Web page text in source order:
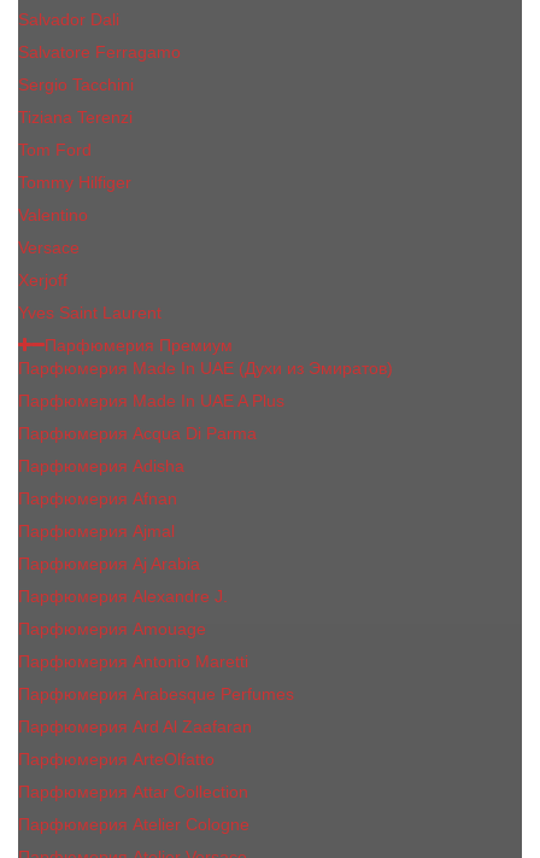
Salvador Dali
Salvatore Ferragamo
Sergio Tacchini
Tiziana Terenzi
Tom Ford
Tommy Hilfiger
Valentino
Versace
Xerjoff
Yves Saint Laurent
Парфюмерия Премиум
Парфюмерия Made In UAE (Духи из Эмиратов)
Парфюмерия Made In UAE A Plus
Парфюмерия Acqua Di Parma
Парфюмерия Adisha
Парфюмерия Afnan
Парфюмерия Ajmal
Парфюмерия Aj Arabia
Парфюмерия Alexandre J.
Парфюмерия Amouage
Парфюмерия Antonio Maretti
Парфюмерия Arabesque Perfumes
Парфюмерия Ard Al Zaafaran
Парфюмерия ArteOlfatto
Парфюмерия Attar Collection
Парфюмерия Atelier Cologne